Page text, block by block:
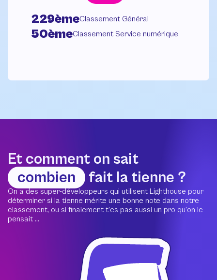
229èmeClassement Général
50èmeClassement Service numérique
Et comment on sait
combien
fait la tienne ?
On a des super-développeurs qui utilisent Lighthouse pour
déterminer si la tienne mérite une bonne note dans notre
classement, ou si finalement t’es pas aussi un pro qu’on le
pensait ...